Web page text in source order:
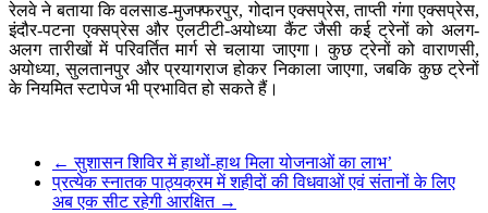
रेलवे ने बताया कि वलसाड-मुजफ्फरपुर, गोदान एक्सप्रेस, ताप्ती गंगा एक्सप्रेस,
इंदौर-पटना एक्सप्रेस और एलटीटी-अयोध्या कैंट जैसी कई ट्रेनों को अलग-
अलग तारीखों में परिवर्तित मार्ग से चलाया जाएगा। कुछ ट्रेनों को वाराणसी,
अयोध्या, सुलतानपुर और प्रयागराज होकर निकाला जाएगा, जबकि कुछ ट्रेनों
के नियमित स्टापेज भी प्रभावित हो सकते हैं।
← सुशासन शिविर में हाथों-हाथ मिला योजनाओं का लाभ’
प्रत्येक स्नातक पाठ्यक्रम में शहीदों की विधवाओं एवं संतानों के लिए
अब एक सीट रहेगी आरक्षित →